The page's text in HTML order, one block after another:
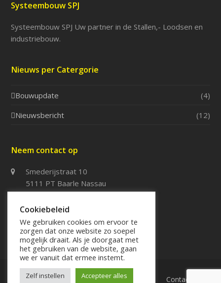
Systeembouw SPJ
Systeembouw SPJ Uw partner in de Stallen,- Loodsen en
industriebouw.
Nieuws per Catergorie
Bouwupdate
(4)
Nieuwsbericht
(12)
Neem contact op
Smederijstraat 10
5111 PT Baarle Nassau
013 – 5076115
info@systeembouwspj.nl
Home Over SPJ Werkzaamheden Contact
Cookiebeleid
We gebruiken cookies om ervoor te
zorgen dat onze website zo soepel
mogelijk draait. Als je doorgaat met
het gebruiken van de website, gaan
we er vanuit dat ermee instemt.
Zelf instellen Accepteer alles